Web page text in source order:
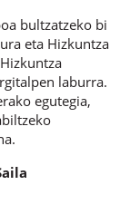
bultzatzeko bi
eta Hizkuntza
laburra.
egutegia,